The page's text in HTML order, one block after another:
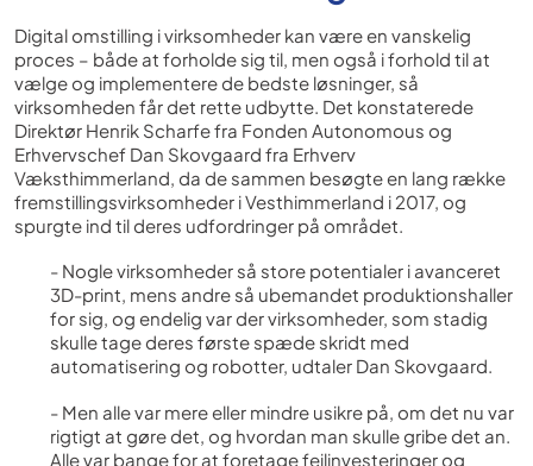
Digital omstilling i virksomheder kan være en vanskelig
proces – både at forholde sig til, men også i forhold til at
vælge og implementere de bedste løsninger, så
virksomheden får det rette udbytte. Det konstaterede
Direktør Henrik Scharfe fra Fonden Autonomous og
Erhvervschef Dan Skovgaard fra Erhverv
Væksthimmerland, da de sammen besøgte en lang række
fremstillingsvirksomheder i Vesthimmerland i 2017, og
spurgte ind til deres udfordringer på området.
- Nogle virksomheder så store potentialer i avanceret
3D-print, mens andre så ubemandet produktionshaller
for sig, og endelig var der virksomheder, som stadig
skulle tage deres første spæde skridt med
automatisering og robotter, udtaler Dan Skovgaard.
- Men alle var mere eller mindre usikre på, om det nu var
rigtigt at gøre det, og hvordan man skulle gribe det an.
Alle var bange for at foretage fejlinvesteringer og